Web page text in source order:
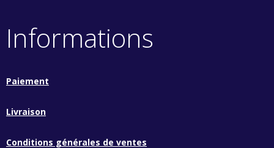
Informations
Paiement
Livraison
Conditions générales de ventes